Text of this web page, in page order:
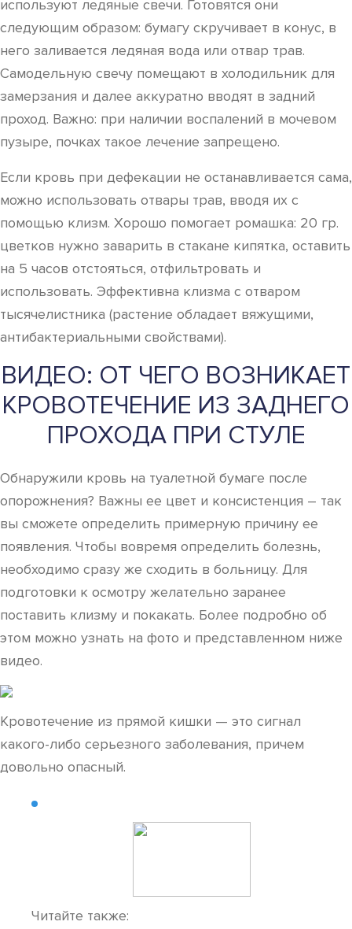
используют ледяные свечи. Готовятся они
следующим образом: бумагу скручивает в конус, в
него заливается ледяная вода или отвар трав.
Самодельную свечу помещают в холодильник для
замерзания и далее аккуратно вводят в задний
проход. Важно: при наличии воспалений в мочевом
пузыре, почках такое лечение запрещено.
Если кровь при дефекации не останавливается сама,
можно использовать отвары трав, вводя их с
помощью клизм. Хорошо помогает ромашка: 20 гр.
цветков нужно заварить в стакане кипятка, оставить
на 5 часов отстояться, отфильтровать и
использовать. Эффективна клизма с отваром
тысячелистника (растение обладает вяжущими,
антибактериальными свойствами).
ВИДЕО: ОТ ЧЕГО ВОЗНИКАЕТ
КРОВОТЕЧЕНИЕ ИЗ ЗАДНЕГО
ПРОХОДА ПРИ СТУЛЕ
Обнаружили кровь на туалетной бумаге после
опорожнения? Важны ее цвет и консистенция – так
вы сможете определить примерную причину ее
появления. Чтобы вовремя определить болезнь,
необходимо сразу же сходить в больницу. Для
подготовки к осмотру желательно заранее
поставить клизму и покакать. Более подробно об
этом можно узнать на фото и представленном ниже
видео.
Кровотечение из прямой кишки — это сигнал
какого-либо серьезного заболевания, причем
довольно опасный.
Читайте также: